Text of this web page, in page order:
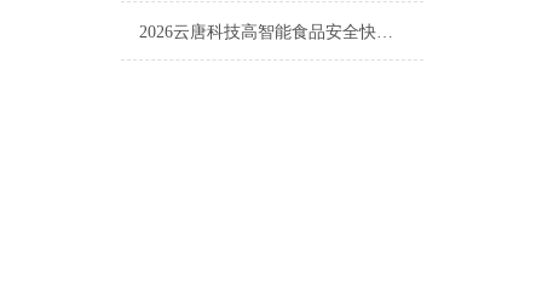
2026云唐科技高智能食品安全快速检测仪与三大主流品牌横向对比